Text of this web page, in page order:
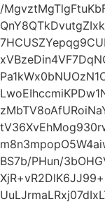
/
BS7b/PHun/